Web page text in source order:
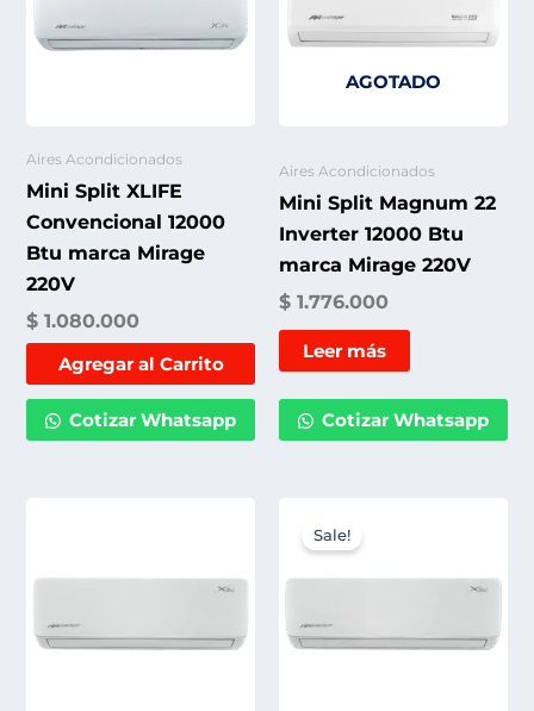
Aires Acondicionados
Mini Split XLIFE
Convencional 12000
Btu marca Mirage
220V
$ 1.080.000
Agregar al Carrito
Cotizar Whatsapp
AGOTADO
Aires Acondicionados
Mini Split Magnum 22
Inverter 12000 Btu
marca Mirage 220V
$ 1.776.000
Leer más
Cotizar Whatsapp
Sale!
$ 1.270.000.$